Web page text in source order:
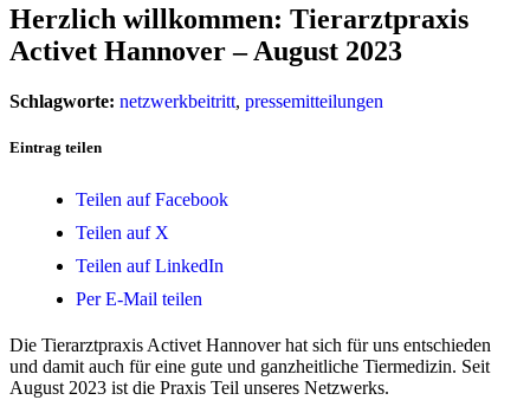
Herzlich willkommen: Tierarztpraxis
Activet Hannover – August 2023
Schlagworte: netzwerkbeitritt, pressemitteilungen
Eintrag teilen
Teilen auf Facebook
Teilen auf X
Teilen auf LinkedIn
Per E-Mail teilen
Die Tierarztpraxis Activet Hannover hat sich für uns entschieden
und damit auch für eine gute und ganzheitliche Tiermedizin. Seit
August 2023 ist die Praxis Teil unseres Netzwerks.